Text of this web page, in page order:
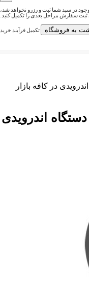
شما ثبت و رزرو نخواهد شد،
بعدی را تکمیل کنید.
تکمیل فرآیند خرید
در کافه بازار
دستگاه اندرویدی